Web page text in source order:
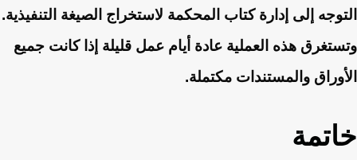
التوجه إلى إدارة كتاب المحكمة لاستخراج الصيغة التنفيذية.
وتستغرق هذه العملية عادة أيام عمل قليلة إذا كانت جميع
الأوراق والمستندات مكتملة.
خاتمة